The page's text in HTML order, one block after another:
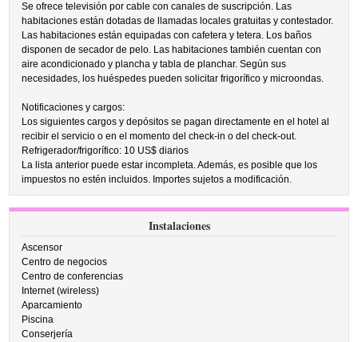
Se ofrece televisión por cable con canales de suscripción. Las
habitaciones están dotadas de llamadas locales gratuitas y contestador.
Las habitaciones están equipadas con cafetera y tetera. Los baños
disponen de secador de pelo. Las habitaciones también cuentan con
aire acondicionado y plancha y tabla de planchar. Según sus
necesidades, los huéspedes pueden solicitar frigorífico y microondas.
Notificaciones y cargos:
Los siguientes cargos y depósitos se pagan directamente en el hotel al
recibir el servicio o en el momento del check-in o del check-out.
Refrigerador/frigorífico: 10 US$ diarios
La lista anterior puede estar incompleta. Además, es posible que los
impuestos no estén incluidos. Importes sujetos a modificación.
Instalaciones
Ascensor
Centro de negocios
Centro de conferencias
Internet (wireless)
Aparcamiento
Piscina
Conserjería